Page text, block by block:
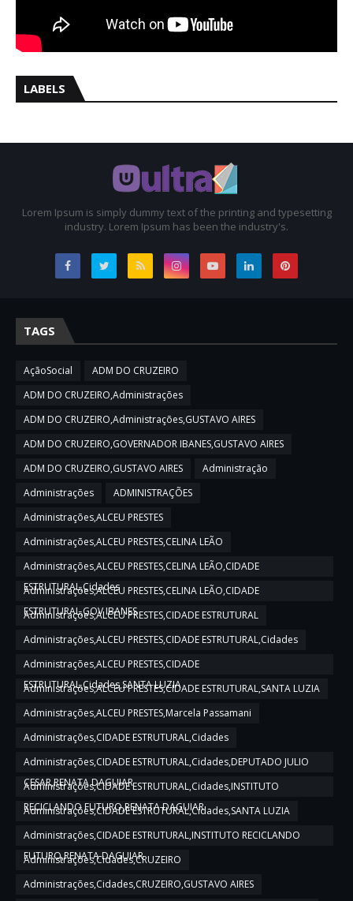
LABELS
Lorem Ipsum is simply dummy text of the printing and typesetting
industry. Lorem Ipsum has been the industry's.
TAGS
AçãoSocial
ADM DO CRUZEIRO
ADM DO CRUZEIRO,Administrações
ADM DO CRUZEIRO,Administrações,GUSTAVO AIRES
ADM DO CRUZEIRO,GOVERNADOR IBANES,GUSTAVO AIRES
ADM DO CRUZEIRO,GUSTAVO AIRES
Administração
Administrações
ADMINISTRAÇÕES
Administrações,ALCEU PRESTES
Administrações,ALCEU PRESTES,CELINA LEÃO
Administrações,ALCEU PRESTES,CELINA LEÃO,CIDADE
ESTRUTURAL,Cidades
Administrações,ALCEU PRESTES,CELINA LEÃO,CIDADE
ESTRUTURAL,GOV IBANES
Administrações,ALCEU PRESTES,CIDADE ESTRUTURAL
Administrações,ALCEU PRESTES,CIDADE ESTRUTURAL,Cidades
Administrações,ALCEU PRESTES,CIDADE
ESTRUTURAL,Cidades,SANTA LUZIA
Administrações,ALCEU PRESTES,CIDADE ESTRUTURAL,SANTA LUZIA
Administrações,ALCEU PRESTES,Marcela Passamani
Administrações,CIDADE ESTRUTURAL,Cidades
Administrações,CIDADE ESTRUTURAL,Cidades,DEPUTADO JULIO
CESAR,RENATA DAGUIAR
Administrações,CIDADE ESTRUTURAL,Cidades,INSTITUTO
RECICLANDO FUTURO,RENATA DAGUIAR
Administrações,CIDADE ESTRUTURAL,Cidades,SANTA LUZIA
Administrações,CIDADE ESTRUTURAL,INSTITUTO RECICLANDO
FUTURO,RENATA DAGUIAR
Administrações,Cidades,CRUZEIRO
Administrações,Cidades,CRUZEIRO,GUSTAVO AIRES